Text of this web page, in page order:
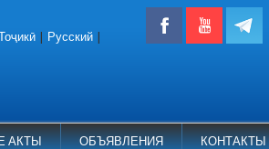
АКТЫ ОБЪЯВЛЕНИЯ КОНТАКТЫ
Русский